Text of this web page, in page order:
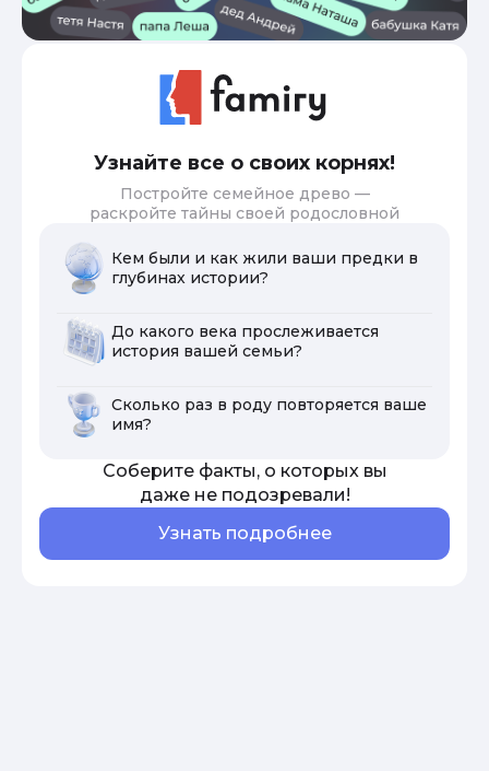
Узнайте все о своих корнях!
Постройте семейное древо —
раскройте тайны своей родословной
Кем были и как жили ваши предки в
глубинах истории?
До какого века прослеживается
история вашей семьи?
Сколько раз в роду повторяется ваше
имя?
Соберите факты, о которых вы
даже не подозревали!
Узнать подробнее